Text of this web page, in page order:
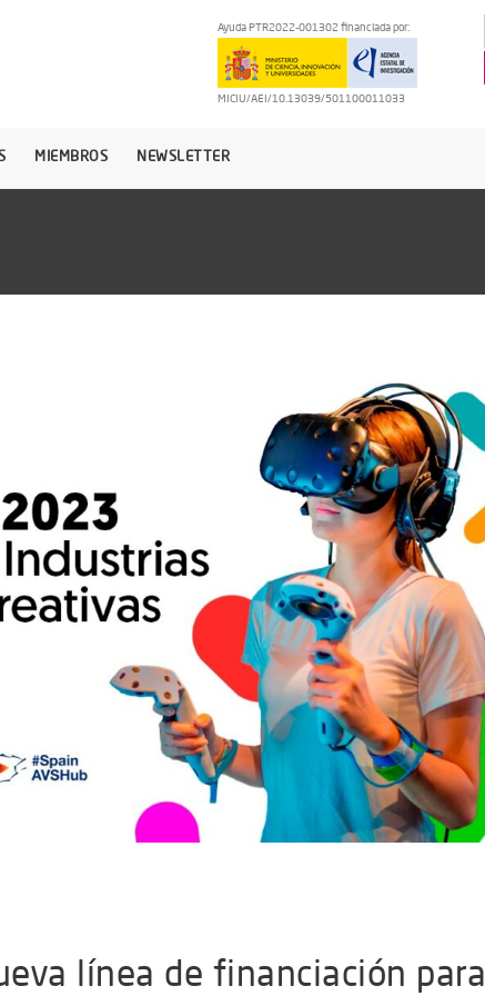
Ayuda PTR2022-001302 financiada por:
MICIU/AEI/10.13039/501100011033
MIEMBROS NEWSLETTER
línea de financiación para